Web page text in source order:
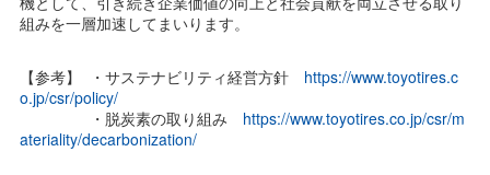
組みを一層加速してまいります。
【参考】 ・サステナビリティ経営方針 https://www.toyotires.c
o.jp/csr/policy/
・脱炭素の取り組み https://www.toyotires.co.jp/csr/m
ateriality/decarbonization/